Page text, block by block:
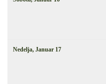
Nedelja, Januar 17